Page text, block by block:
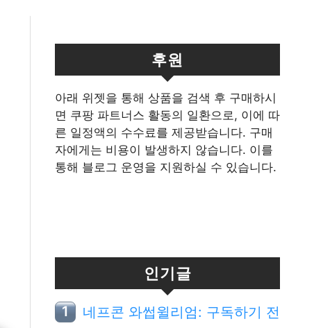
후원
아래 위젯을 통해 상품을 검색 후 구매하시
면 쿠팡 파트너스 활동의 일환으로, 이에 따
른 일정액의 수수료를 제공받습니다. 구매
자에게는 비용이 발생하지 않습니다. 이를
통해 블로그 운영을 지원하실 수 있습니다.
인기글
네프콘 와썹윌리엄: 구독하기 전